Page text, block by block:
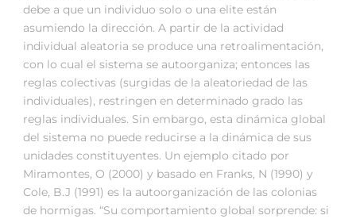
debe a que un individuo solo o una elite están
asumiendo la dirección. A partir de la actividad
individual aleatoria se produce una retroalimentación,
con lo cual el sistema se autoorganiza; entonces las
reglas colectivas (surgidas de la aleatoriedad de las
individuales), restringen en determinado grado las
reglas individuales. Sin embargo, esta dinámica global
del sistema no puede reducirse a la dinámica de sus
unidades constituyentes. Un ejemplo citado por
Miramontes, O (2000) y basado en Franks, N (1990) y
Cole, B.J (1991) es la autoorganización de las colonias
de hormigas. “Su comportamiento global sorprende: si